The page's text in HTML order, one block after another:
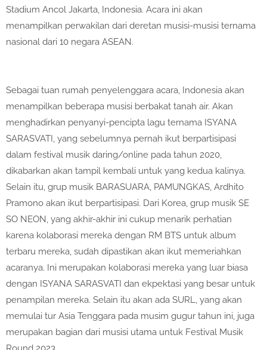
Stadium Ancol Jakarta, Indonesia. Acara ini akan
menampilkan perwakilan dari deretan musisi-musisi ternama
nasional dari 10 negara ASEAN.
Sebagai tuan rumah penyelenggara acara, Indonesia akan
menampilkan beberapa musisi berbakat tanah air. Akan
menghadirkan penyanyi-pencipta lagu ternama ISYANA
SARASVATI, yang sebelumnya pernah ikut berpartisipasi
dalam festival musik daring/online pada tahun 2020,
dikabarkan akan tampil kembali untuk yang kedua kalinya.
Selain itu, grup musik BARASUARA, PAMUNGKAS, Ardhito
Pramono akan ikut berpartisipasi. Dari Korea, grup musik SE
SO NEON, yang akhir-akhir ini cukup menarik perhatian
karena kolaborasi mereka dengan RM BTS untuk album
terbaru mereka, sudah dipastikan akan ikut memeriahkan
acaranya. Ini merupakan kolaborasi mereka yang luar biasa
dengan ISYANA SARASVATI dan ekpektasi yang besar untuk
penampilan mereka. Selain itu akan ada SURL, yang akan
memulai tur Asia Tenggara pada musim gugur tahun ini, juga
merupakan bagian dari musisi utama untuk Festival Musik